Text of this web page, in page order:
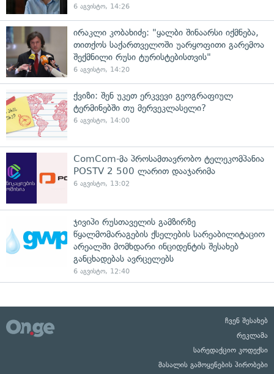
6 აგვისტო, 14:26
ირაკლი კობახიძე: "ყალბი შინაარსი იქმნება,
თითქოს საქართველოში უარყოფითი გარემოა
შექმნილი რუსი ტურისტებისთვის"
6 აგვისტო, 14:20
ქვიზი: შენ უკეთ ერკვევი გეოგრაფიულ
ტერმინებში თუ მერვეკლასელი?
6 აგვისტო, 14:00
ComCom-მა პროსამთავრობო ტელეკომპანია
POSTV 2 500 ლარით დააჯარიმა
6 აგვისტო, 13:02
ჯივიპი რუსთაველის გამზირზე
წყალმომარაგების ქსელების სარეაბილიტაციო
არეალში მომხდარი ინციდენტის შესახებ
განცხადებას ავრცელებს
6 აგვისტო, 12:40
ჩვენ შესახებ
რეკლამა
სარედაქციო კოდექსი
მასალის გამოყენების პირობები